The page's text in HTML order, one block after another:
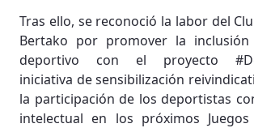
Tras ello, se reconoció la labor del
Bertako por promover la
deportivo con el proyecto
iniciativa de sensibilización
la participación de los deportistas
intelectual en los próximos